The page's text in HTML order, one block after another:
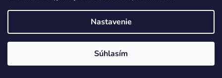
Nastavenie
Súhlasím